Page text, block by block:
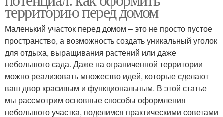
территорию перед домом
Маленький участок перед домом – это не просто пустое
пространство, а возможность создать уникальный уголок
для отдыха, выращивания растений или даже
небольшого сада. Даже на ограниченной территории
можно реализовать множество идей, которые сделают
ваш двор красивым и функциональным. В этой статье
мы рассмотрим основные способы оформления
небольшого участка, поделимся практическими советами